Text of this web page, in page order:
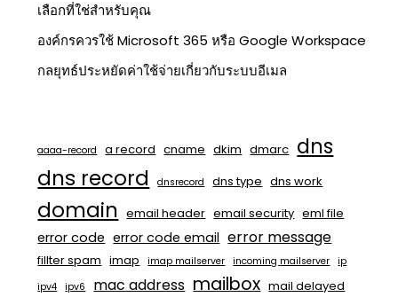
เลือกที่ใช่สำหรับคุณ
องค์กรควรใช้ Microsoft 365 หรือ Google Workspace
กลยุทธ์ประหยัดค่าใช้จ่ายเกี่ยวกับระบบอีเมล
aaaa-record a record cname dkim dmarc dns
dns record
dnsrecord dns type dns work
domain email header email security eml file
error code error code email error message
fillter spam imap imap mailserver incoming mailserver
ip
ipv4
ipv6 mac address mailbox mail delayed